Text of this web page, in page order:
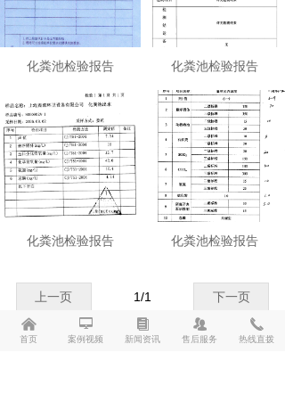
化粪池检验报告 化粪池检验报告
化粪池检验报告 化粪池检验报告
上一页 下一页
1/1
낀
首页
넡
案例视频
뀴
新闻资讯
뀡
售后服务
끅
热线直拨